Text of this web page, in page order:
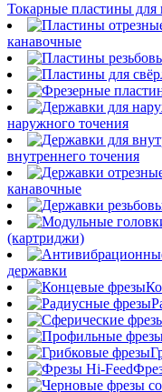
Токарные пластины для
канавочные
наружного точения
внутреннего точения
канавочные
(картриджи)
державки